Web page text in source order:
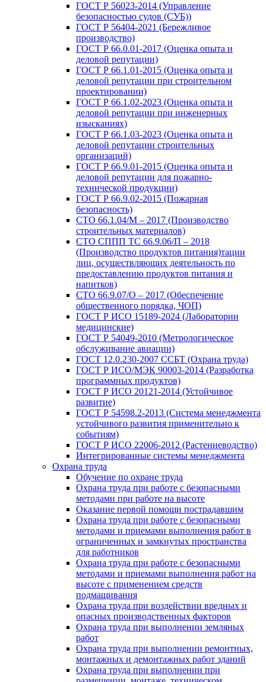
ГОСТ Р 56023-2014 (Управление
безопасностью судов (СУБ))
ГОСТ Р 56404-2021 (Бережливое
производство)
ГОСТ Р 66.0.01-2017 (Оценка опыта и
деловой репутации)
ГОСТ Р 66.1.01-2015 (Оценка опыта и
деловой репутации при строительном
проектировании)
ГОСТ Р 66.1.02-2023 (Оценка опыта и
деловой репутации при инженерных
изысканиях)
ГОСТ Р 66.1.03-2023 (Оценка опыта и
деловой репутации строительных
организаций)
ГОСТ Р 66.9.01-2015 (Оценка опыта и
деловой репутации для пожарно-
технической продукции)
ГОСТ Р 66.9.02-2015 (Пожарная
безопасность)
СТО 66.1.04/М – 2017 (Производство
строительных материалов)
СТО СППП ТС 66.9.06/П – 2018
(Производство продуктов питания)тации
лиц, осуществляющих деятельность по
предоставлению продуктов питания и
напитков)
СТО 66.9.07/О – 2017 (Обеспечение
общественного порядка, ЧОП)
ГОСТ Р ИСО 15189-2024 (Лаборатории
медицинские)
ГОСТ Р 54049-2010 (Метрологическое
обслуживание авиации)
ГОСТ 12.0.230-2007 ССБТ (Охрана труда)
ГОСТ Р ИСО/МЭК 90003-2014 (Разработка
программных продуктов)
ГОСТ Р ИСО 20121-2014 (Устойчивое
развитие)
ГОСТ Р 54598.2-2013 (Система менеджмента
устойчивого развития применительно к
событиям)
ГОСТ Р ИСО 22006-2012 (Растениеводство)
Интегрированные системы менеджмента
Охрана труда
Обучение по охране труда
Охрана труда при работе с безопасными
методами при работе на высоте
Оказание первой помощи пострадавшим
Охрана труда при работе с безопасными
методами и приемами выполнения работ в
ограниченных и замкнутых пространства
для работников
Охрана труда при работе с безопасными
методами и приемами выполнения работ на
высоте с применением средств
подмащивания
Охрана труда при воздействии вредных и
опасных производственных факторов
Охрана труда при выполнении земляных
работ
Охрана труда при выполнении ремонтных,
монтажных и демонтажных работ зданий
Охрана труда при выполнении при